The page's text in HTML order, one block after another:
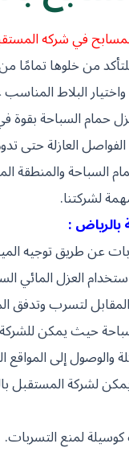
في شركه
من خلوها تمامًا
البلاط
حمام السباحة
الفواصل العازلة حتى
السباحة والمنطقة
لشركتنا.
:
عن طريق
العزل المائي
لتسرب وتدفق
حيث يمكن
والوصول إلى
لشركة
لمنع التسربات.